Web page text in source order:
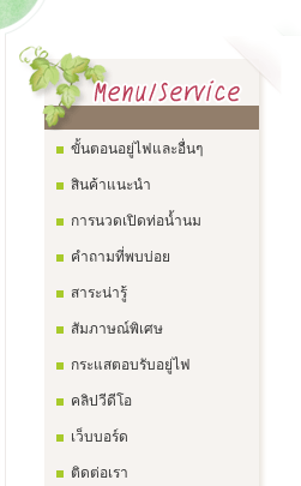
ขั้นตอนอยู่ไฟและอื่นๆ
สินค้าแนะนำ
การนวดเปิดท่อน้ำนม
คำถามที่พบบ่อย
สาระน่ารู้
สัมภาษณ์พิเศษ
กระแสตอบรับอยู่ไฟ
คลิปวีดีโอ
เว็บบอร์ด
ติดต่อเรา